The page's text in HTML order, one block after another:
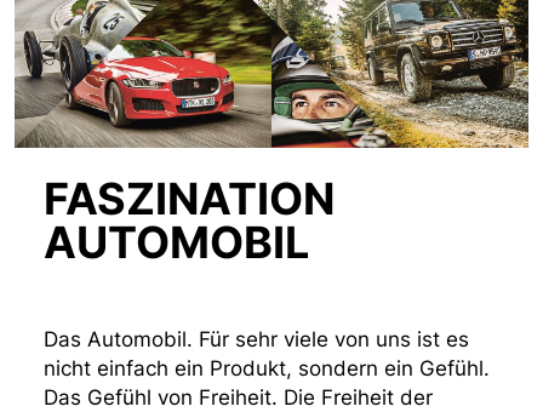
FASZINATION
AUTOMOBIL
Das Automobil. Für sehr viele von uns ist es
nicht einfach ein Produkt, sondern ein Gefühl.
Das Gefühl von Freiheit. Die Freiheit der